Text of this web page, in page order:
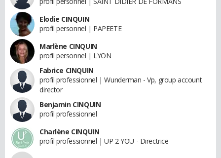
Elodie CINQUIN
profil personnel | PAPEETE
Marlène CINQUIN
profil personnel | LYON
Fabrice CINQUIN
profil professionnel | Wunderman - Vp, group account
director
Benjamin CINQUIN
profil professionnel
Charlène CINQUIN
profil professionnel | UP 2 YOU - Directrice